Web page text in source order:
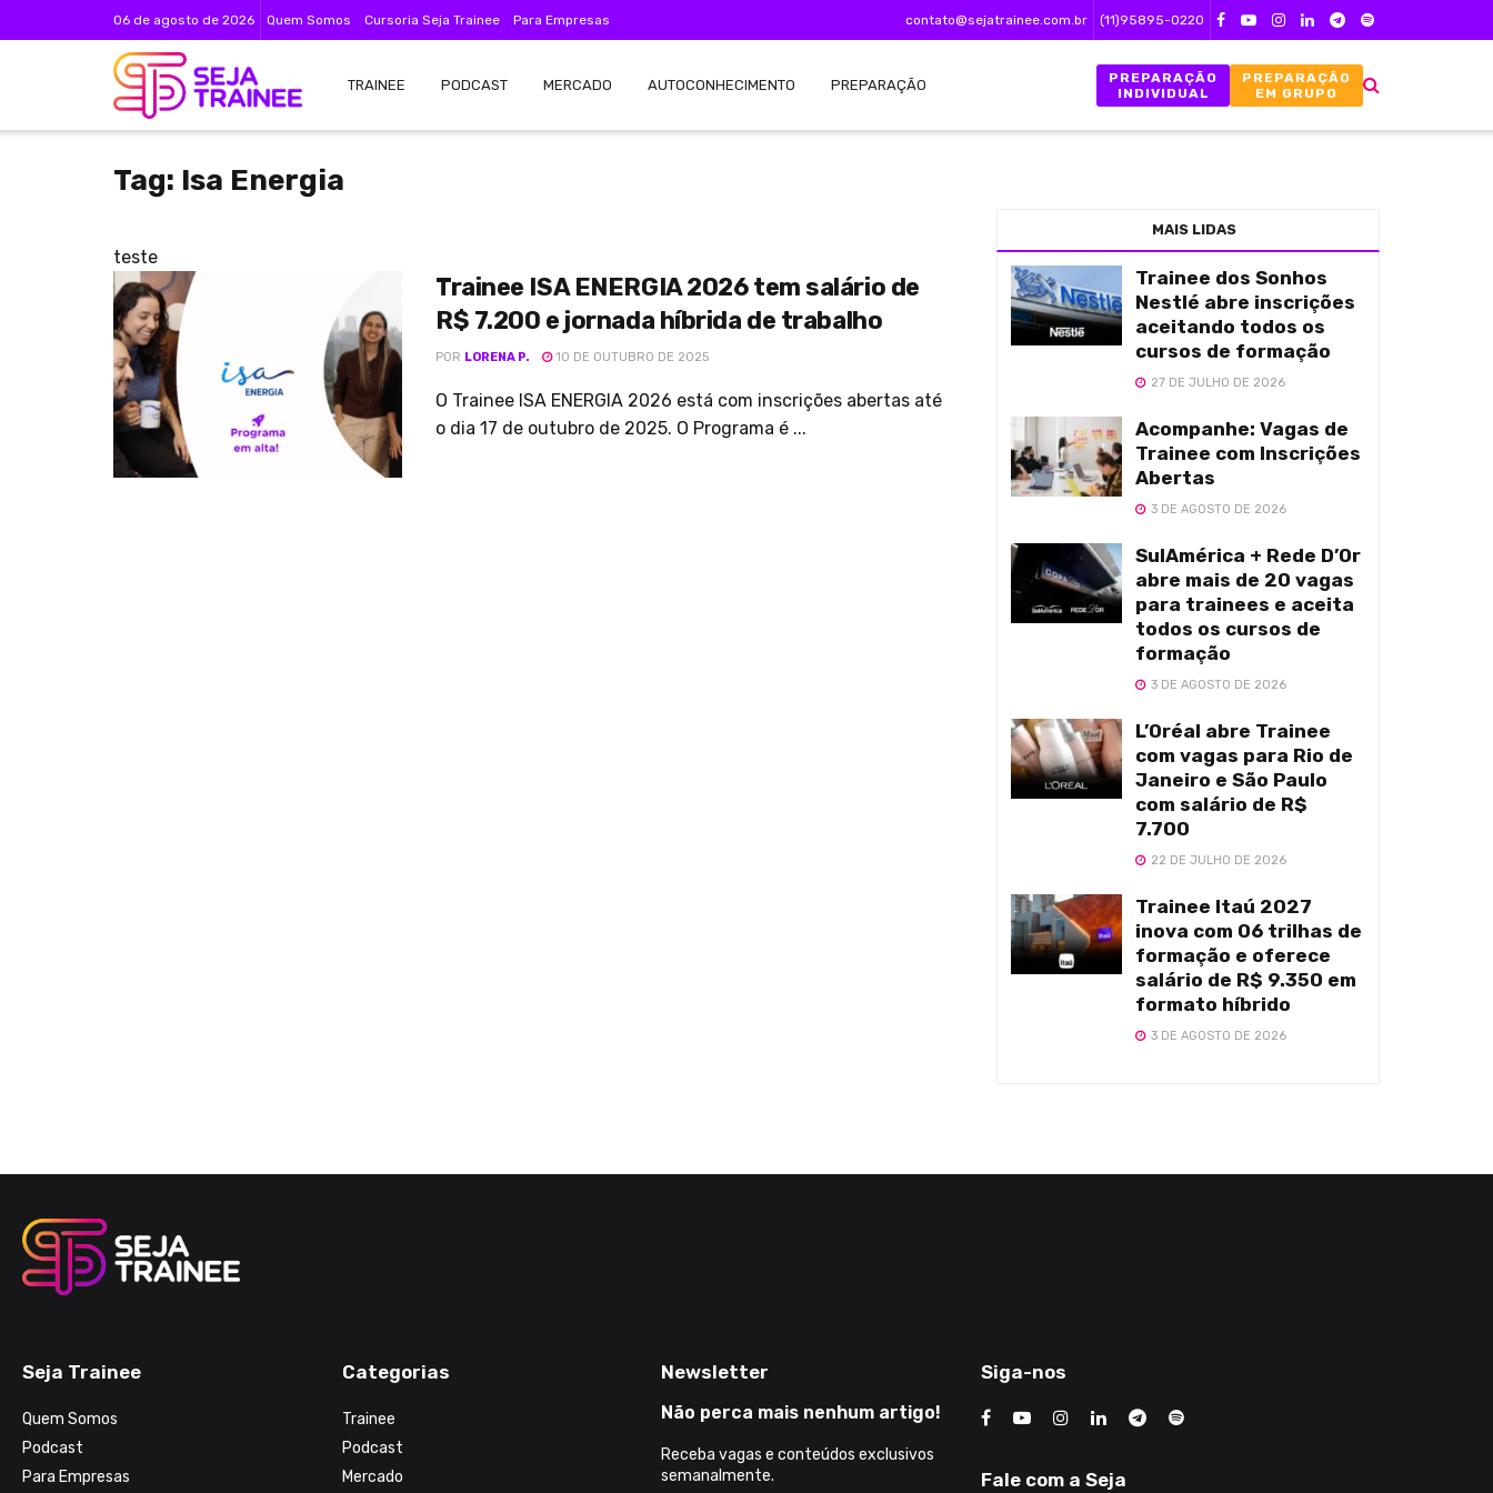
06 de agosto de 2026 Quem Somos Cursoria Seja Trainee Para Empresas contato@sejatrainee.com.br (11)95895-0220
TRAINEE PODCAST MERCADO AUTOCONHECIMENTO PREPARAÇÃO
PREPARAÇÃO
INDIVIDUAL
PREPARAÇÃO
EM GRUPO
Tag: Isa Energia
teste
Trainee ISA ENERGIA 2026 tem salário de
R$ 7.200 e jornada híbrida de trabalho
POR LORENA P. 10 DE OUTUBRO DE 2025
O Trainee ISA ENERGIA 2026 está com inscrições abertas até
o dia 17 de outubro de 2025. O Programa é ...
MAIS LIDAS
Trainee dos Sonhos
Nestlé abre inscrições
aceitando todos os
cursos de formação
27 DE JULHO DE 2026
Acompanhe: Vagas de
Trainee com Inscrições
Abertas
3 DE AGOSTO DE 2026
SulAmérica + Rede D’Or
abre mais de 20 vagas
para trainees e aceita
todos os cursos de
formação
3 DE AGOSTO DE 2026
L’Oréal abre Trainee
com vagas para Rio de
Janeiro e São Paulo
com salário de R$
7.700
22 DE JULHO DE 2026
Trainee Itaú 2027
inova com 06 trilhas de
formação e oferece
salário de R$ 9.350 em
formato híbrido
3 DE AGOSTO DE 2026
Seja Trainee
Quem Somos
Podcast
Para Empresas
Categorias
Trainee
Podcast
Mercado
Newsletter
Não perca mais nenhum artigo!
Receba vagas e conteúdos exclusivos
semanalmente.
Siga-nos
Fale com a Seja